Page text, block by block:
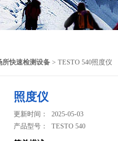
所快速检测设备 > TESTO 540照度仪
照度仪
更新时间： 2025-05-03
产品型号：TESTO 540